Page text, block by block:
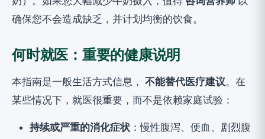
确保您不会造成缺乏，并计划均衡的饮食。
何时就医：重要的健康说明
本指南是一般生活方式信息， 不能替代医疗建议。在
某些情况下，就医很重要，而不是依赖家庭试验：
持续或严重的消化症状 ：慢性腹泻、便血、剧烈腹